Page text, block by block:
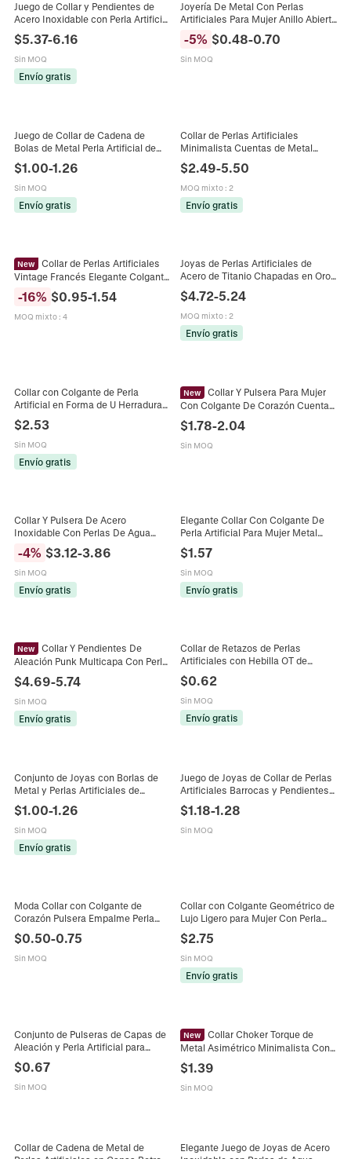
Juego de Collar y Pendientes de
Acero Inoxidable con Perla Artificial
Barroca Marco de Metal
Geométrico Irregular Joyas para
Mujeres
$5.37-6.16
Sin MOQ
Envío gratis
Joyería De Metal Con Perlas
Artificiales Para Mujer Anillo Abierto
Plateado Pendientes Redondos
Collar Pulsera De Cadena Con
Hebilla OT
-5% $0.48-0.70
Sin MOQ
Juego de Collar de Cadena de
Bolas de Metal Perla Artificial de
Plata Cadena de Serpiente
Colgante de Moneda Hebilla OT
Joyería Hip Hop
$1.00-1.26
Sin MOQ
Envío gratis
Collar de Perlas Artificiales
Minimalista Cuentas de Metal
Galvanizada Pulsera de Abalorios
Joyería de Moda para Mujer
$2.49-5.50
MOQ mixto: 2
Envío gratis
New
Collar de Perlas Artificiales
Vintage Francés Elegante Colgante
de Bola de Metal de Acero de
Titanio Choker para Mujer
-16% $0.95-1.54
MOQ mixto: 4
Joyas de Perlas Artificiales de
Acero de Titanio Chapadas en Oro
de 18K Collar Pendientes Y Anillo
Ajustable Estilo Metal Fundido
$4.72-5.24
MOQ mixto: 2
Envío gratis
Collar con Colgante de Perla
Artificial en Forma de U Herradura
Minimalista Vintage Choker
Elegante Joyería
$2.53
Sin MOQ
Envío gratis
New
Collar Y Pulsera Para Mujer
Con Colgante De Corazón Cuenta
Perla Artificial Joyas Accesorios
Oro Plata Cierre De Barra
$1.78-2.04
Sin MOQ
Collar Y Pulsera De Acero
Inoxidable Con Perlas De Agua
Dulce Moda Joyería De Cadena De
Cuentas De Metal De Lujo Para
Mujeres
-4% $3.12-3.86
Sin MOQ
Envío gratis
Elegante Collar Con Colgante De
Perla Artificial Para Mujer Metal
Fundido Irregular Cadena De Cobre
Chapado En Oro Plata Joyería
Regalo
$1.57
Sin MOQ
Envío gratis
New
Collar Y Pendientes De
Aleación Punk Multicapa Con Perla
Artificial De Imitación Picos De
Metal Zirconia Para Mujer Joyas
Hip Hop
$4.69-5.74
Sin MOQ
Envío gratis
Collar de Retazos de Perlas
Artificiales con Hebilla OT de
Aleación de Moda para Mujer
Gargantilla de Empalme de
Cuentas de Metal Oro Plata
Minimalista Joyería
$0.62
Sin MOQ
Envío gratis
Conjunto de Joyas con Borlas de
Metal y Perlas Artificiales de
Collares Pulseras Anillos de
Cadena Minimalistas
$1.00-1.26
Sin MOQ
Envío gratis
Juego de Joyas de Collar de Perlas
Artificiales Barrocas y Pendientes
Ley 925 Gargantilla de Metal
Dorado
$1.18-1.28
Sin MOQ
Moda Collar con Colgante de
Corazón Pulsera Empalme Perla
Artificial Aleación de Zinc Cadena
de Metal Joyería para Mujeres
$0.50-0.75
Sin MOQ
Collar con Colgante Geométrico de
Lujo Ligero para Mujer Con Perla
Artificial Metal Irregular Cobre
Cadena Hueso de Serpiente Oro
Plata
$2.75
Sin MOQ
Envío gratis
Conjunto de Pulseras de Capas de
Aleación y Perla Artificial para
con Dije Redondo de Leopardo
$0.67
Sin MOQ
New
Collar Choker Torque de
Metal Asimétrico Minimalista Con
Grandes Joyería Elegante de Cuello
Abierto Para Mujer Accesorios de
$1.39
Sin MOQ
Collar de Cadena de Metal de
Elegante Juego de Joyas de Acero